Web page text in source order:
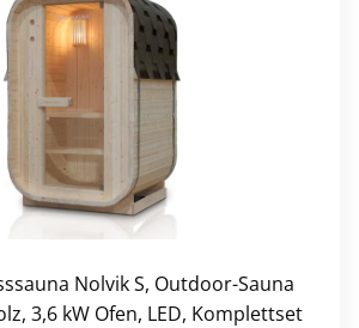
Nolvik S, Outdoor-Sauna
3,6 kW Ofen, LED, Komplettset